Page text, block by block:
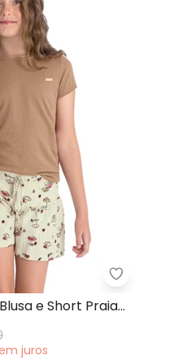
Menina Canelado
e Short Praia
juros